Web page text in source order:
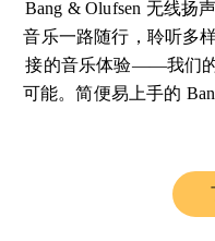
Bang & Olufsen 无线扬
音乐一路随行，聆听多
接的音乐体验——我们
可能。简便易上手的